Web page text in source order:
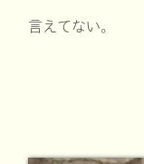
言えてない。